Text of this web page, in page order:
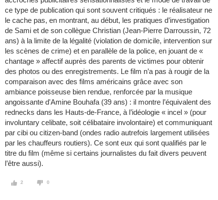
ce type de publication qui sont souvent critiqués : le réalisateur ne
le cache pas, en montrant, au début, les pratiques d’investigation
de Sami et de son collègue Christian (Jean-Pierre Darroussin, 72
ans) à la limite de la légalité (violation de domicile, intervention sur
les scènes de crime) et en parallèle de la police, en jouant de «
chantage » affectif auprès des parents de victimes pour obtenir
des photos ou des enregistrements. Le film n’a pas à rougir de la
comparaison avec des films américains grâce avec son
ambiance poisseuse bien rendue, renforcée par la musique
angoissante d'Amine Bouhafa (39 ans) : il montre l’équivalent des
rednecks dans les Hauts-de-France, à l’idéologie « incel » (pour
involuntary celibate, soit célibataire involontaire) et communiquant
par cibi ou citizen-band (ondes radio autrefois largement utilisées
par les chauffeurs routiers). Ce sont eux qui sont qualifiés par le
titre du film (même si certains journalistes du fait divers peuvent
l’être aussi).
2 0